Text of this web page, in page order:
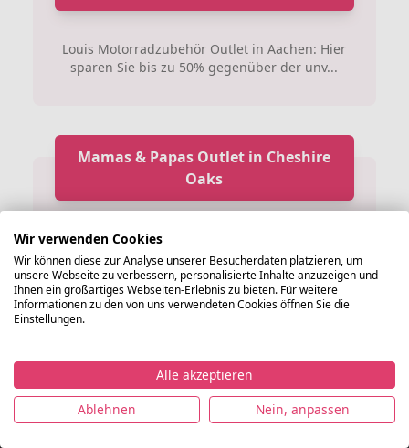
Louis Motorradzubehör Outlet in Aachen: Hier
sparen Sie bis zu 50% gegenüber der unv...
Mamas & Papas Outlet in Cheshire
Oaks
Mamas & Papas Outlet in Cheshire Oaks:
Mamas & Papas Outlet in Cheshire Oaks...
Im Marzotto Factory Store Cosenzia edle
Designermode günstiger kaufen: Marzotto ist
Lagerverkaufsmode.de
Impressum Datenschutz Nutzungsbedingungen
Wir verwenden Cookies
Wir können diese zur Analyse unserer Besucherdaten platzieren, um
unsere Webseite zu verbessern, personalisierte Inhalte anzuzeigen und
Ihnen ein großartiges Webseiten-Erlebnis zu bieten. Für weitere
Informationen zu den von uns verwendeten Cookies öffnen Sie die
Einstellungen.
Alle akzeptieren
Ablehnen
Nein, anpassen